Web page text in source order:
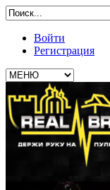
Войти
Регистрация